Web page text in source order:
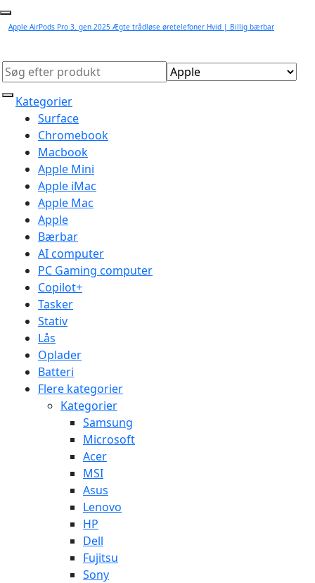
Apple AirPods Pro 3. gen 2025 Ægte trådløse øretelefoner Hvid | Billig bærbar
Kategorier
Surface
Chromebook
Macbook
Apple Mini
Apple iMac
Apple Mac
Apple
Bærbar
AI computer
PC Gaming computer
Copilot+
Tasker
Stativ
Lås
Oplader
Batteri
Flere kategorier
Kategorier
Samsung
Microsoft
Acer
MSI
Asus
Lenovo
HP
Dell
Fujitsu
Sony